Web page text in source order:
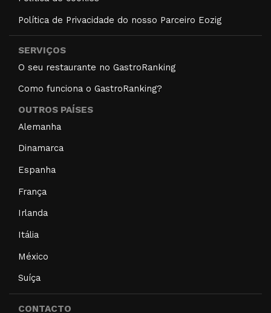
Política de Privacidade do nosso Parceiro Eozig
SERVIÇOS
O seu restaurante no GastroRanking
Como funciona o GastroRanking?
OUTROS PAÍSES
Alemanha
Dinamarca
Espanha
França
Irlanda
Itália
México
Suíça
CONTACTO